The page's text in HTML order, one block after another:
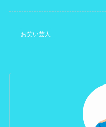
お笑い芸人